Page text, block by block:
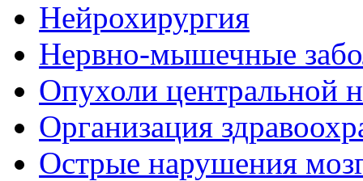
Нейрохирургия
Нервно-мышечные
Опухоли центральной
Организация
Острые нарушения